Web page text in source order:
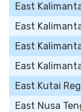
East
East
East
East
East Kutai
East Nusa